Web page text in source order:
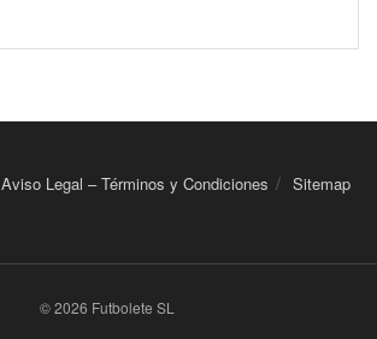
Aviso Legal – Términos y Condiciones Sitemap
© 2026 Futbolete SL